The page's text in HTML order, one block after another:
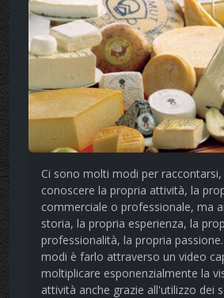
Ci sono molti modi per
conoscere la propria attività, la
commerciale o professionale, ma
storia, la propria esperienza, la
professionalità, la propria
modi è farlo attraverso un video
moltiplicare esponenzialmente la
attività anche grazie all'utilizzo dei